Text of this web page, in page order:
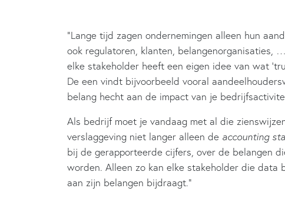
“Lange tijd zagen ondernemingen alleen hun
ook regulatoren, klanten, belangenorganisaties,
elke stakeholder heeft een eigen idee van wat
De een vindt bijvoorbeeld vooral
belang hecht aan de impact van je
Als bedrijf moet je vandaag met al die
verslaggeving niet langer alleen de accounting
bij de gerapporteerde cijfers, over de belangen
worden. Alleen zo kan elke stakeholder die data
aan zijn belangen bijdraagt.”